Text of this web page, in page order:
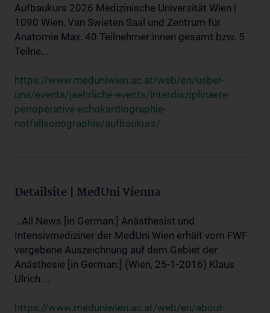
Aufbaukurs 2026 Medizinische Universität Wien |
1090 Wien, Van Swieten Saal und Zentrum für
Anatomie Max. 40 Teilnehmer:innen gesamt bzw. 5
Teilne...
https://www.meduniwien.ac.at/web/en/ueber-
uns/events/jaehrliche-events/interdisziplinaere-
perioperative-echokardiographie-
notfallsonographie/aufbaukurs/
Detailsite | MedUni Vienna
...All News [in German:] Anästhesist und
Intensivmediziner der MedUni Wien erhält vom FWF
vergebene Auszeichnung auf dem Gebiet der
Anästhesie [in German:] (Wien, 25-1-2016) Klaus
Ulrich ...
https://www.meduniwien.ac.at/web/en/about-